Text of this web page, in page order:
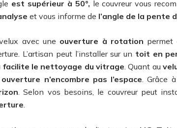
est supérieur à 50°, le couvreur vous
et vous informe de l’angle de la pente
avec une ouverture à rotation permet
L’artisan peut l’installer sur un toit en
facilite le nettoyage du vitrage. Quant au
ouverture n’encombre pas l’espace. Grâce à
. Selon vos besoins, le couvreur peut
.